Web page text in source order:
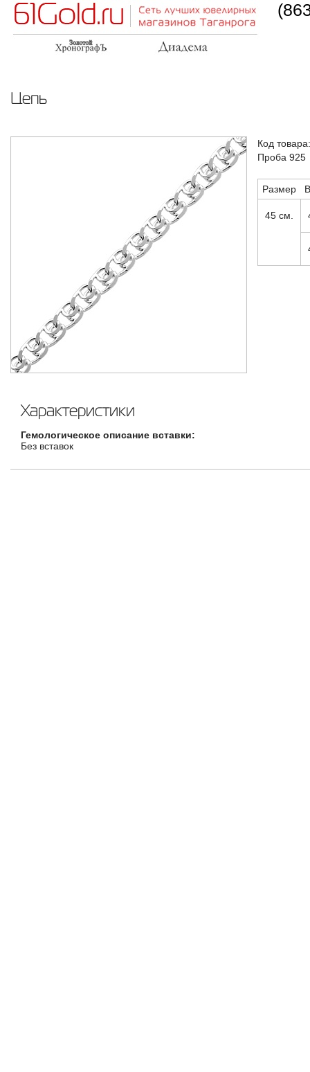
Цепь
Код
Проба 925
Размер
45 см.
Характеристики
Гемологическое описание вставки:
Без вставок